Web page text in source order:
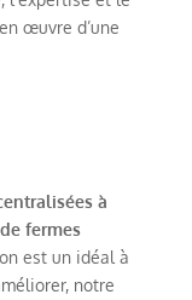
œuvre d’une
à
fermes
est un idéal à
notre